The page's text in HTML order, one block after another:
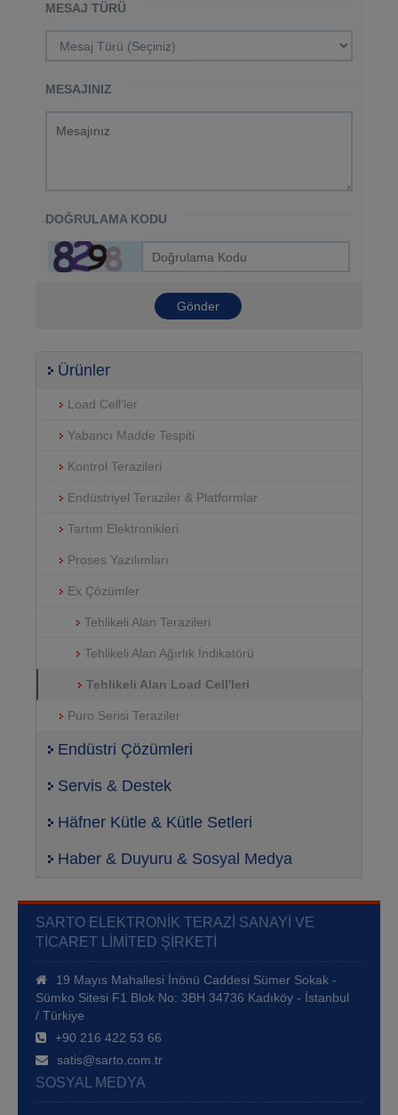
MESAJ TÜRÜ
MESAJINIZ
DOĞRULAMA KODU
Ürünler
Load Cell’ler
Yabancı Madde Tespiti
Kontrol Terazileri
Endüstriyel Teraziler & Platformlar
Tartım Elektronikleri
Proses Yazılımları
Ex Çözümler
Tehlikeli Alan Terazileri
Tehlikeli Alan Ağırlık İndikatörü
Tehlikeli Alan Load Cell'leri
Puro Serisi Teraziler
Endüstri Çözümleri
Servis & Destek
Häfner Kütle & Kütle Setleri
Haber & Duyuru & Sosyal Medya
SARTO ELEKTRONIK TERAZI SANAYI VE
TICARET LIMITED ŞIRKETI
19 Mayıs Mahallesi İnönü Caddesi Sümer Sokak -
Sümko Sitesi F1 Blok No: 3BH 34736 Kadıköy - İstanbul
/ Türkiye
+90 216 422 53 66
satis@sarto.com.tr
SOSYAL MEDYA